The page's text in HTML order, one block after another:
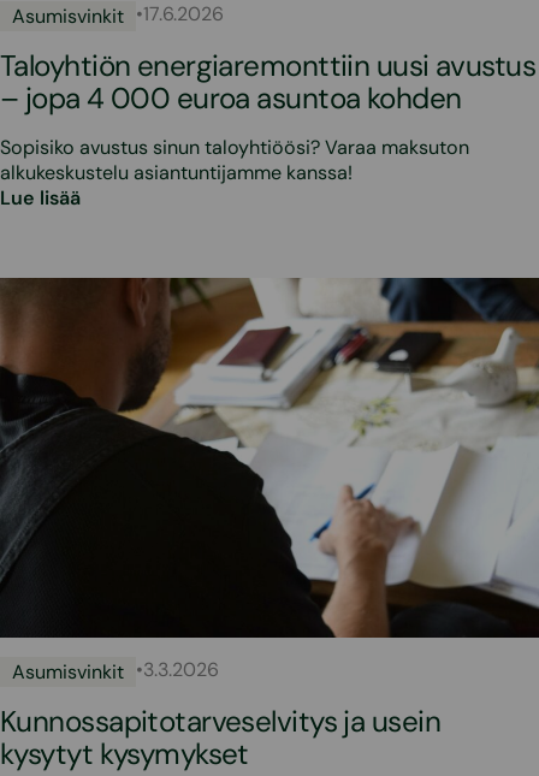
Asumisvinkit •17.6.2026
Taloyhtiön energiaremonttiin uusi avustus
– jopa 4 000 euroa asuntoa kohden
Sopisiko avustus sinun taloyhtiöösi? Varaa maksuton
alkukeskustelu asiantuntijamme kanssa!
Lue lisää
Asumisvinkit •3.3.2026
Kunnossapitotarveselvitys ja usein
kysytyt kysymykset